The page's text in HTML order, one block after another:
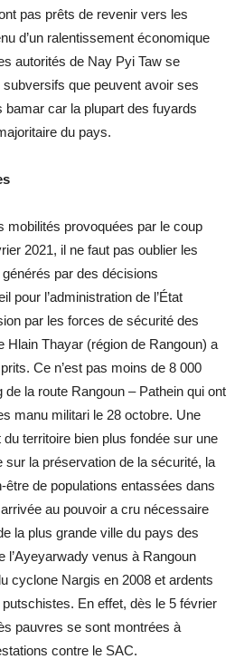
pas prêts de revenir vers les
d’un ralentissement économique
autorités de Nay Pyi Taw se
que peuvent avoir ses
car la plupart des fuyards
du pays.
mobilités provoquées par le coup
2021, il ne faut pas oublier les
par des décisions
pour l’administration de l’État
par les forces de sécurité des
Hlain Thayar (région de Rangoun) a
Ce n’est pas moins de 8 000
la route Rangoun – Pathein qui ont
manu militari le 28 octobre. Une
du territoire bien plus fondée sur une
sur la préservation de la sécurité, la
être de populations entassées dans
au pouvoir a cru nécessaire
la plus grande ville du pays des
l’Ayeyarwady venus à Rangoun
cyclone Nargis en 2008 et ardents
En effet, dès le 5 février
pauvres se sont montrées à
contre le SAC.